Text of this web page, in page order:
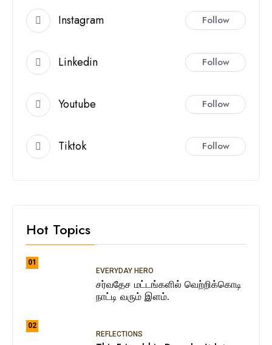
Instagram Follow
Linkedin Follow
Youtube Follow
Tiktok Follow
Hot Topics
01
EVERYDAY HERO
சர்வதேச மட்டங்களில் வெற்றிக்கொடி
நாட்டி வரும் இளம்.
02
REFLECTIONS